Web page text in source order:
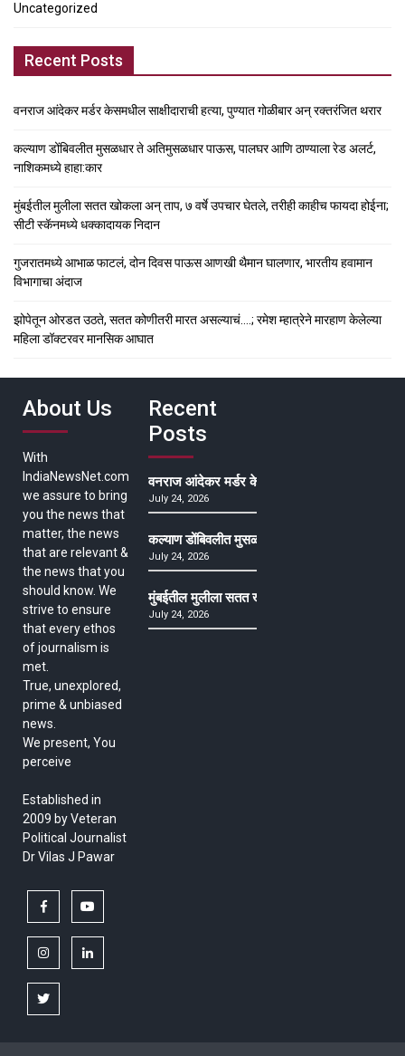
Uncategorized
Recent Posts
वनराज आंदेकर मर्डर केसमधील साक्षीदाराची हत्या, पुण्यात गोळीबार अन् रक्तरंजित थरार
कल्याण डोंबिवलीत मुसळधार ते अतिमुसळधार पाऊस, पालघर आणि ठाण्याला रेड अलर्ट,
नाशिकमध्ये हाहा:कार
मुंबईतील मुलीला सतत खोकला अन् ताप, ७ वर्षे उपचार घेतले, तरीही काहीच फायदा होईना;
सीटी स्कॅनमध्ये धक्कादायक निदान
गुजरातमध्ये आभाळ फाटलं, दोन दिवस पाऊस आणखी थैमान घालणार, भारतीय हवामान
विभागाचा अंदाज
झोपेतून ओरडत उठते, सतत कोणीतरी मारत असल्याचं….; रमेश म्हात्रेने मारहाण केलेल्या
महिला डॉक्टरवर मानसिक आघात
About Us
With
IndiaNewsNet.com
we assure to bring
you the news that
matter, the news
that are relevant &
the news that you
should know. We
strive to ensure
that every ethos
of journalism is
met.
True, unexplored,
prime & unbiased
news.
We present, You
perceive
Established in
2009 by Veteran
Political Journalist
Dr Vilas J Pawar
facebook
instagramlinkedin
twitter
Recent
Posts
वनराज आंदेकर मर्डर केसमधील साक्षीदाराची हत्या,
July 24, 2026
कल्याण डोंबिवलीत मुसळधार ते अतिमुसळधार पाऊस,
July 24, 2026
मुंबईतील मुलीला सतत खोकला अन् ताप, ७ वर्षे उपचार
July 24, 2026